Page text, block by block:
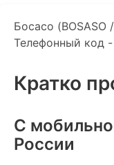
Босасо (BOSASO
Телефонный код
Кратко
C
России